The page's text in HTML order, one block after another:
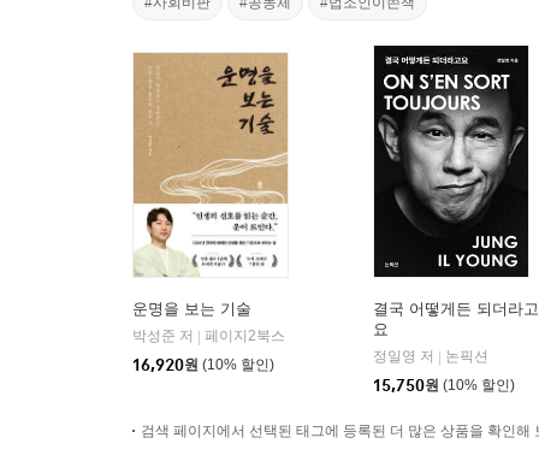
운명을 보는 기술
박성준 저
페이지2북스
16,920원 (10% 할인)
결국 어떻게든 되더라고
요
정일영 저
논픽션
15,750원 (10% 할인)
검색 페이지에서 선택된 태그에 등록된 더 많은 상품을 확인해